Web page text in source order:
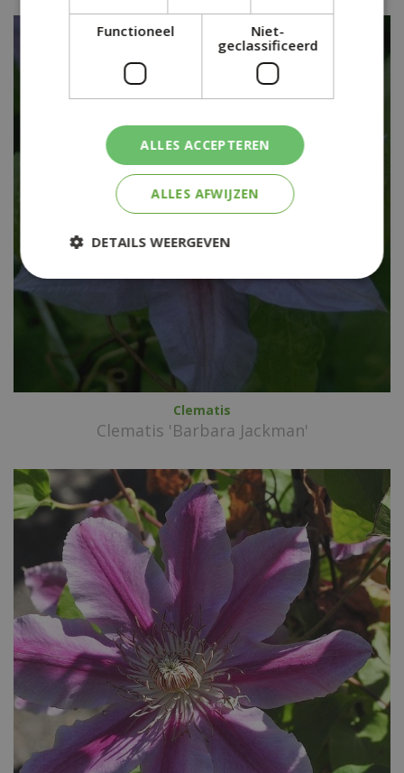
Clematis
Clematis 'Barbara Jackman'
Functioneel
Niet-
geclassificeerd
ALLES ACCEPTEREN
ALLES AFWIJZEN
DETAILS WEERGEVEN